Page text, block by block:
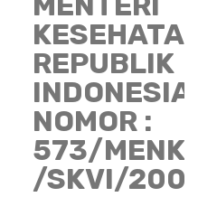
REPUBLIK
INDONESIA
NOMOR :
573/
/SKVI/